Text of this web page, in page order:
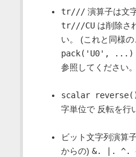
tr///演算子は文
tr///CUは削除さ
い。 (これと同様
pack('U0', ...)
参照してください
scalar
字単位で 反転を行
ビット文字列演算
からの) &. |. ^.